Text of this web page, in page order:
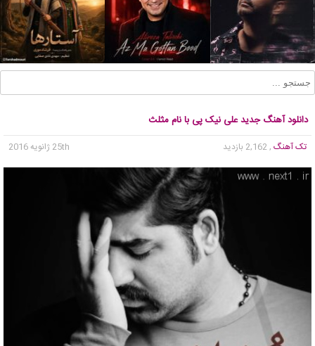
دانلود آهنگ جدید علی نیک پی با نام مثلث
تک آهنگ , 2,162 بازدید 25th ژانویه 2016